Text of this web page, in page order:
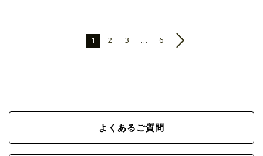
1 2 3 ... 6
よくあるご質問